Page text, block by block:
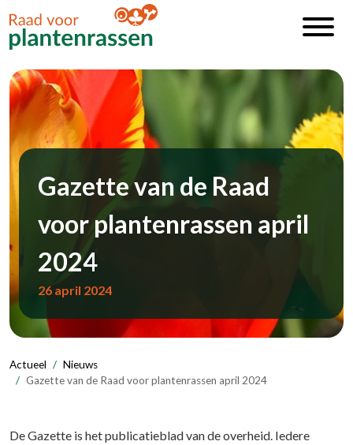
Gazette van de Raad
voor plantenrassen april
2024
26 april 2024
Actueel
Nieuws
Gazette van de Raad voor plantenrassen april 2024
De Gazette is het publicatieblad van de overheid. Iedere